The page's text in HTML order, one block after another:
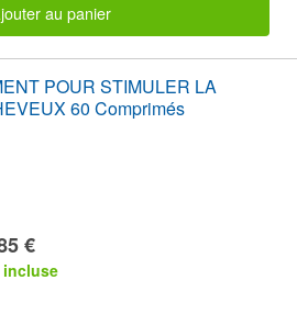
au panier
POUR STIMULER LA
60 Comprimés
€
incluse